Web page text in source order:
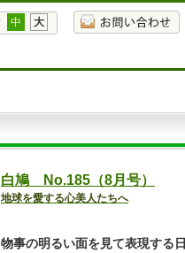
中 大
白鳩 No.185（8月号）
地球を愛する心美人たちへ
物事の明るい面を見て表現する